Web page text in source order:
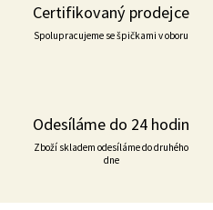
Certifikovaný prodejce
Spolupracujeme se špičkami v oboru
Odesíláme do 24 hodin
Zboží skladem odesíláme do druhého
dne